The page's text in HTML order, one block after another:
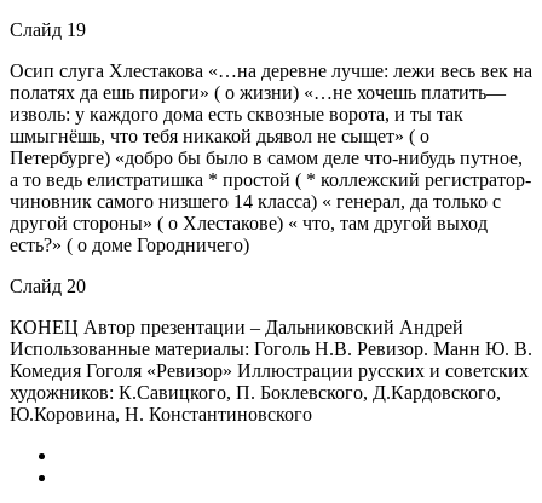
Слайд 19
Осип слуга Хлестакова «…на деревне лучше: лежи весь век на
полатях да ешь пироги» ( о жизни) «…не хочешь платить—
изволь: у каждого дома есть сквозные ворота, и ты так
шмыгнёшь, что тебя никакой дьявол не сыщет» ( о
Петербурге) «добро бы было в самом деле что-нибудь путное,
а то ведь елистратишка * простой ( * коллежский регистратор-
чиновник самого низшего 14 класса) « генерал, да только с
другой стороны» ( о Хлестакове) « что, там другой выход
есть?» ( о доме Городничего)
Слайд 20
КОНЕЦ Автор презентации – Дальниковский Андрей
Использованные материалы: Гоголь Н.В. Ревизор. Манн Ю. В.
Комедия Гоголя «Ревизор» Иллюстрации русских и советских
художников: К.Савицкого, П. Боклевского, Д.Кардовского,
Ю.Коровина, Н. Константиновского